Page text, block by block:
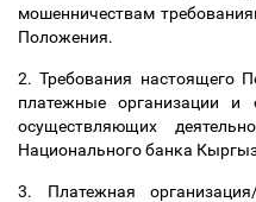
мошенничествам
Положения.
2. Требования настоящего
платежные организации и
осуществляющих
Национального банка
3. Платежная